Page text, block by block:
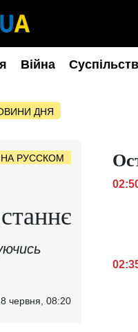
Війна
ДНЯ
НА РУССКОМ
червня, 08:20